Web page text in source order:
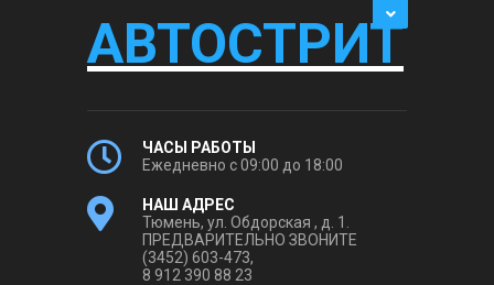
АВТОСТРИТ
ЧАСЫ РАБОТЫ
Ежедневно с 09:00 до 18:00
НАШ АДРЕС
Тюмень, ул. Обдорская , д. 1.
ПРЕДВАРИТЕЛЬНО ЗВОНИТЕ
(3452) 603-473,
8 912 390 88 23